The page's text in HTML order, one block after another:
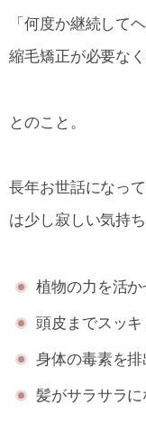
「何度か継続して
縮毛矯正が必要な
とのこと。
長年お世話になっ
は少し寂しい気持
植物の力を活か
頭皮までスッキ
身体の毒素を
髪がサラサラに